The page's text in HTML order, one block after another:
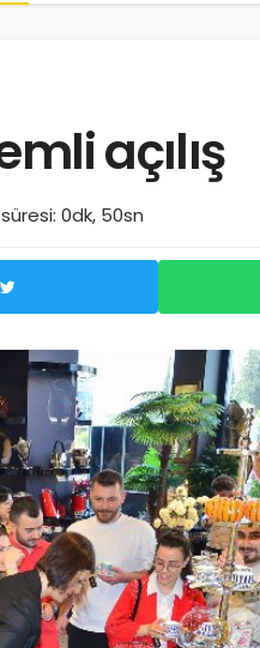
açılış
0dk, 50sn